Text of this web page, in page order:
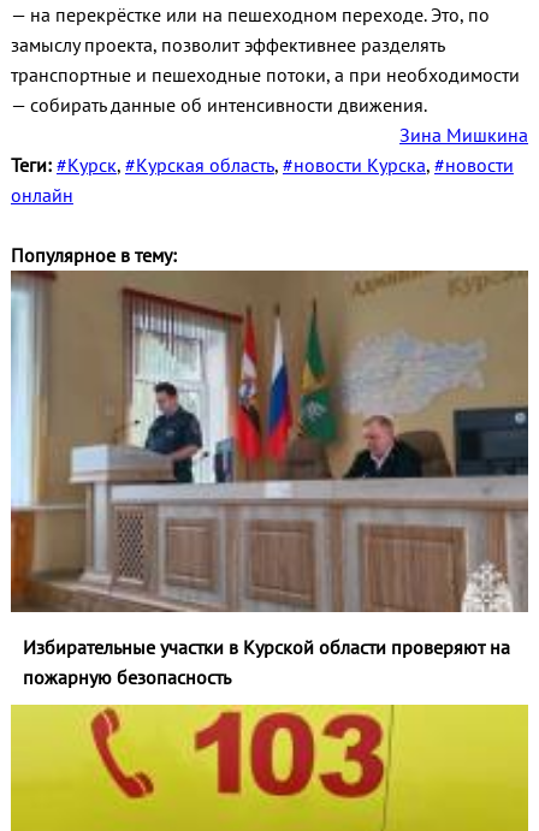
— на перекрёстке или на пешеходном переходе. Это, по
замыслу проекта, позволит эффективнее разделять
транспортные и пешеходные потоки, а при необходимости
— собирать данные об интенсивности движения.
Зина Мишкина
Теги: #Курск, #Курская область, #новости Курска, #новости
онлайн
Популярное в тему:
Избирательные участки в Курской области проверяют на
пожарную безопасность